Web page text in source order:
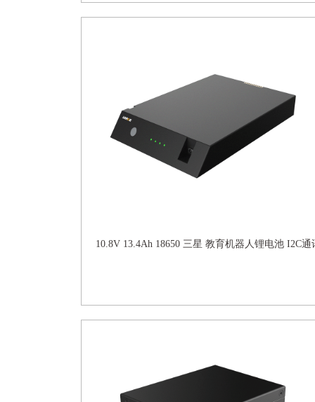
10.8V 13.4Ah 18650 三星 教育机器人锂电池 I2C通